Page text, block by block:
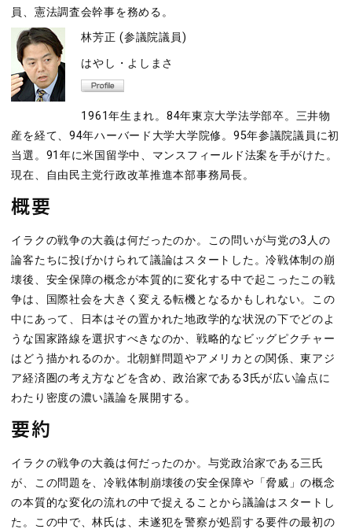
員、憲法調査会幹事を務める。
林芳正 (参議院議員)
はやし・よしまさ
1961年生まれ。84年東京大学法学部卒。三井物
産を経て、94年ハーバード大学大学院修。95年参議院議員に初
当選。91年に米国留学中、マンスフィールド法案を手がけた。
現在、自由民主党行政改革推進本部事務局長。
概要
イラクの戦争の大義は何だったのか。この問いが与党の3人の
論客たちに投げかけられて議論はスタートした。冷戦体制の崩
壊後、安全保障の概念が本質的に変化する中で起こったこの戦
争は、国際社会を大きく変える転機となるかもしれない。この
中にあって、日本はその置かれた地政学的な状況の下でどのよ
うな国家路線を選択すべきなのか、戦略的なビッグピクチャー
はどう描かれるのか。北朝鮮問題やアメリカとの関係、東アジ
ア経済圏の考え方などを含め、政治家である3氏が広い論点に
わたり密度の濃い議論を展開する。
要約
イラクの戦争の大義は何だったのか。与党政治家である三氏
が、この問題を、冷戦体制崩壊後の安全保障や「脅威」の概念
の本質的な変化の流れの中で捉えることから議論はスタートし
た。この中で、林氏は、未遂犯を警察が処罰する要件の最初の